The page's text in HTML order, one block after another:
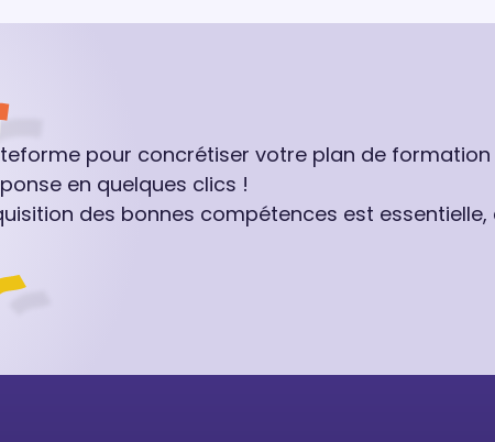
pour concrétiser votre plan de
en quelques clics !
des bonnes compétences est essentielle,